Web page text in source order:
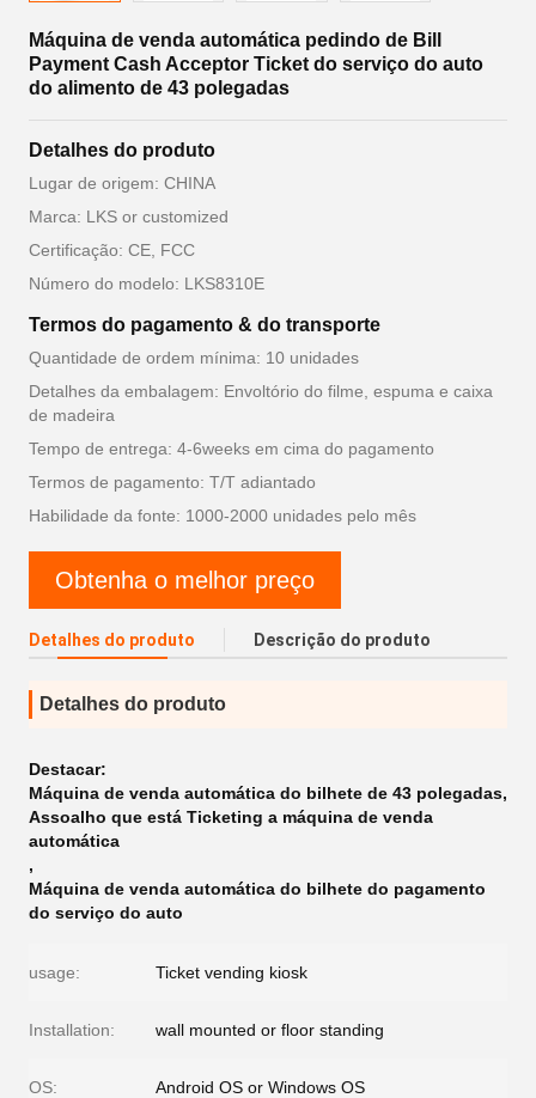
Máquina de venda automática pedindo de Bill
Payment Cash Acceptor Ticket do serviço do auto
do alimento de 43 polegadas
Detalhes do produto
Lugar de origem: CHINA
Marca: LKS or customized
Certificação: CE, FCC
Número do modelo: LKS8310E
Termos do pagamento & do transporte
Quantidade de ordem mínima: 10 unidades
Detalhes da embalagem: Envoltório do filme, espuma e caixa
de madeira
Tempo de entrega: 4-6weeks em cima do pagamento
Termos de pagamento: T/T adiantado
Habilidade da fonte: 1000-2000 unidades pelo mês
Obtenha o melhor preço
Detalhes do produto Descrição do produto
Detalhes do produto
Destacar:
Máquina de venda automática do bilhete de 43 polegadas,
Assoalho que está Ticketing a máquina de venda
automática
,
Máquina de venda automática do bilhete do pagamento
do serviço do auto
usage: Ticket vending kiosk
Installation: wall mounted or floor standing
OS: Android OS or Windows OS